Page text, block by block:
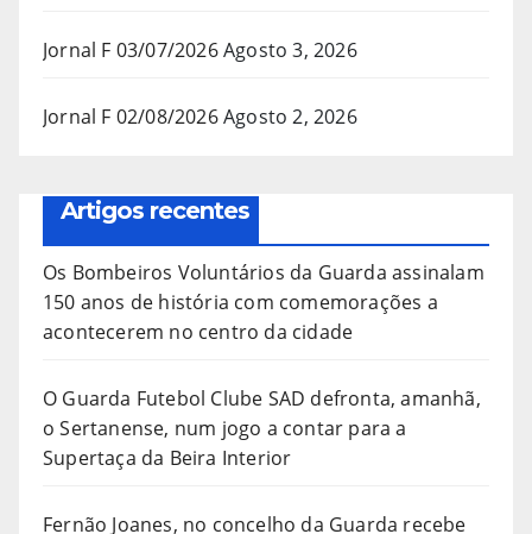
Jornal F 03/07/2026Agosto 3, 2026
Jornal F 02/08/2026Agosto 2, 2026
Artigos recentes
Os Bombeiros Voluntários da Guarda assinalam
150 anos de história com comemorações a
acontecerem no centro da cidade
O Guarda Futebol Clube SAD defronta, amanhã,
o Sertanense, num jogo a contar para a
Supertaça da Beira Interior
Fernão Joanes, no concelho da Guarda recebe